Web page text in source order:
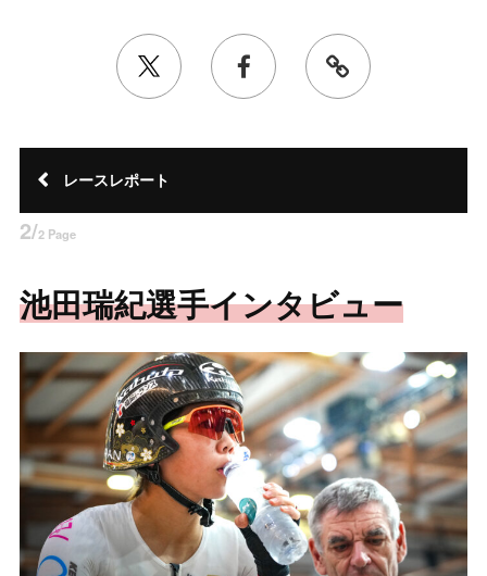
レースレポート
2/2 Page
池田瑞紀選手インタビュー